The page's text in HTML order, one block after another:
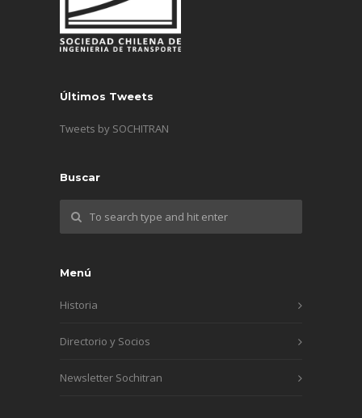
Últimos Tweets
Tweets by SOCHITRAN
Buscar
Menú
Historia
Directorio y Socios
Newsletter Sochitran